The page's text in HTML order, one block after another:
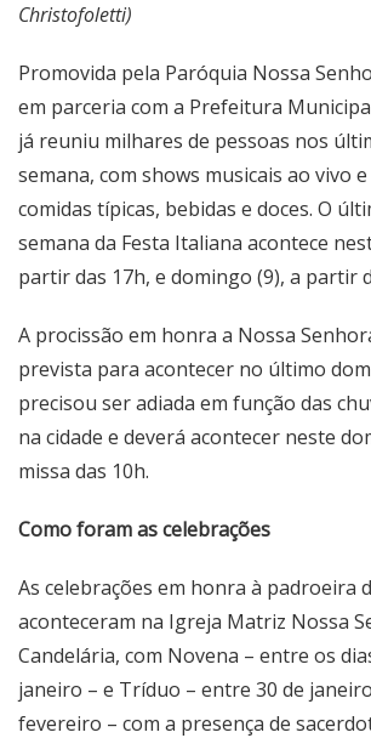
Christofoletti)
Promovida pela Paróquia Nossa
em parceria com a Prefeitura
já reuniu milhares de pessoas nos
semana, com shows musicais ao vivo
comidas típicas, bebidas e doces. O
semana da Festa Italiana acontece
partir das 17h, e domingo (9), a partir
A procissão em honra a Nossa
prevista para acontecer no último
precisou ser adiada em função das
na cidade e deverá acontecer neste
missa das 10h.
Como foram as celebrações
As celebrações em honra à padroeira
aconteceram na Igreja Matriz Nossa
Candelária, com Novena – entre os
janeiro – e Tríduo – entre 30 de janeiro
fevereiro – com a presença de